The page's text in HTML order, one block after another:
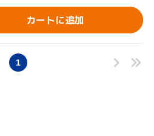
カートに追加
1